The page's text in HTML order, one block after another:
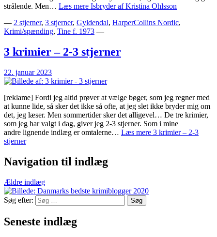
strålende. Men… Læs mere Isbryder af Kristina Ohlsson
— 2 stjerner, 3 stjerner, Gyldendal, HarperCollins Nordic,
Krimi/spænding, Tine f. 1973 —
3 krimier – 2-3 stjerner
22. januar 2023
[reklame] Fordi jeg altid prøver at vælge bøger, som jeg regner med
at kunne lide, så sker det ikke så ofte, at jeg slet ikke bryder mig om
det, jeg læser. Men sommertider sker det alligevel… De tre krimier,
som jeg har valgt i dag, giver jeg 2-3 stjerner. Som i mine
andre lignende indlæg er omtalerne… Læs mere 3 krimier – 2-3
stjerner
Navigation til indlæg
Ældre indlæg
Søg efter:
Seneste indlæg